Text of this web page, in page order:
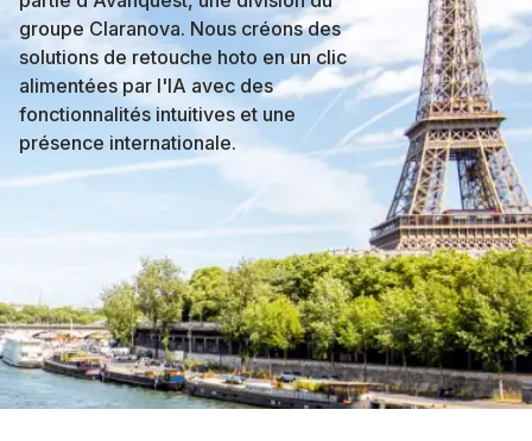
groupe Claranova. Nous créons des
solutions de retouche hoto en un clic
alimentées par l'IA avec des
fonctionnalités intuitives et une
présence internationale.